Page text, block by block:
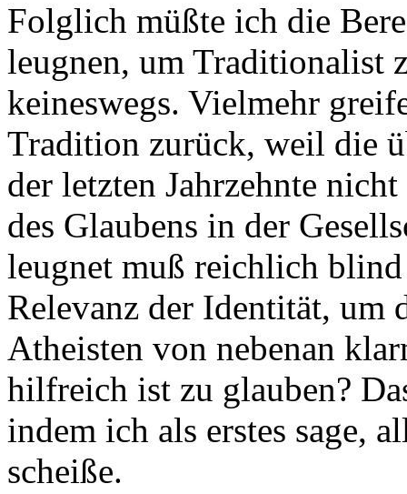
Folglich müßte ich die
leugnen, um Traditionalist
keineswegs. Vielmehr
Tradition zurück, weil die
der letzten Jahrzehnte
des Glaubens in der
leugnet muß reichlich
Relevanz der Identität, um
Atheisten von nebenan
hilfreich ist zu glauben?
indem ich als erstes sage,
scheiße.